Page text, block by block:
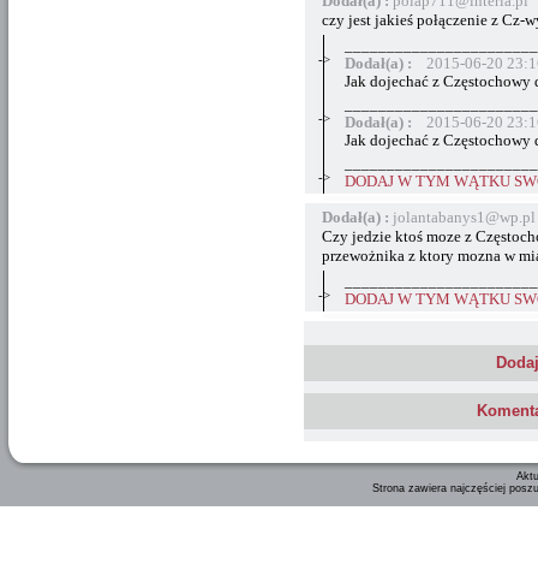
czy jest jakieś połączenie z Cz-
->
Dodał(a) :
2015-06-20
Jak dojechać z Częstochowy
->
Dodał(a) :
2015-06-20
Jak dojechać z Częstochowy
->
DODAJ W TYM WĄTKU
Dodał(a) :
Czy jedzie ktoś moze z
przewożnika z ktory mozna w
->
DODAJ W TYM WĄTKU
Strona zawiera najczęściej